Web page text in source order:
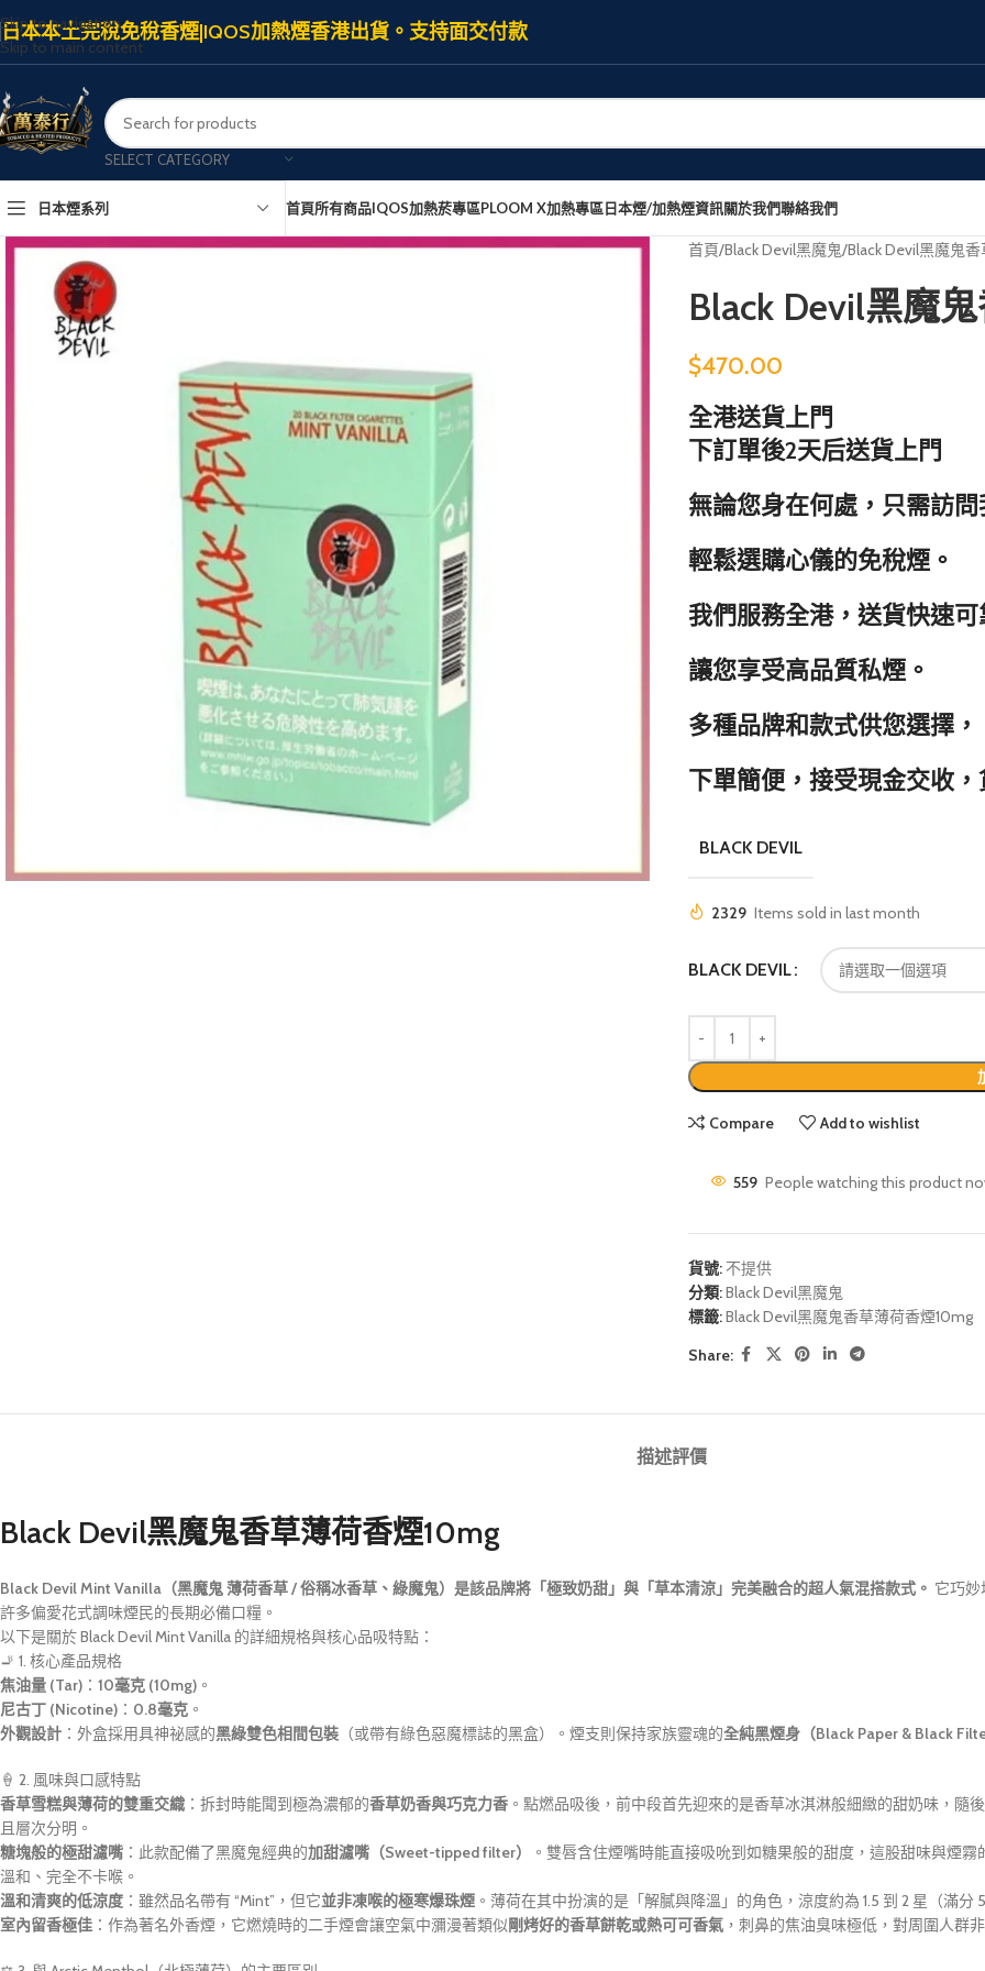
Skip to navigation
Skip to main content
日本本土完稅免稅香煙|IQOS加熱煙香港出貨。支持面交付款
SELECT CATEGORY
日本煙系列 首頁所有商品IQOS加熱菸專區PLOOM X加熱專區日本煙/加熱煙資訊關於我們聯絡我們
首頁 Black Devil黑魔鬼 Black Devil黑魔鬼
Black Devil黑魔
$470.00
全港送貨上門
下訂單後2天后送貨上門
無論您身在何處，只需訪問
輕鬆選購心儀的免稅煙。
我們服務全港，送貨快速可
讓您享受高品質私煙。
多種品牌和款式供您選擇，
下單簡便，接受現金交收，
BLACK DEVIL
2329 Items sold in last month
BLACK DEVIL
Compare Add to wishlist
559 People watching this product
貨號: 不提供
分類:Black Devil黑魔鬼
標籤:Black Devil黑魔鬼香草薄荷香煙10mg
Share:
描述評價
Black Devil黑魔鬼香草薄荷香煙10mg
Black Devil Mint Vanilla（黑魔鬼 薄荷香草 / 俗稱冰香草、綠魔鬼）是該品牌將「極致奶甜」與「草本清涼」完美融合的超人氣混搭款式。 它巧
許多偏愛花式調味煙民的長期必備口糧。
以下是關於 Black Devil Mint Vanilla 的詳細規格與核心品吸特點：
🚬 1. 核心產品規格
焦油量 (Tar) ： 10毫克 (10mg) 。
尼古丁 (Nicotine) ： 0.8毫克 。
外觀設計 ：外盒採用具神祕感的黑綠雙色相間包裝 （或帶有綠色惡魔標誌的黑盒）。煙支則保持家族靈魂的全純黑煙身（Black Paper & Black
🍦 2. 風味與口感特點
香草雪糕與薄荷的雙重交織 ：拆封時能聞到極為濃郁的香草奶香與巧克力香 。點燃品吸後，前中段首先迎來的是香草冰淇淋般細緻的甜奶味，隨後
且層次分明。
糖塊般的極甜濾嘴 ：此款配備了黑魔鬼經典的加甜濾嘴（Sweet-tipped filter）
。雙唇含住煙嘴時能直接吸吮到如糖果般的甜度，這股甜味與煙
溫和、完全不卡喉。
溫和清爽的低涼度 ：雖然品名帶有 “Mint”，但它並非凍喉的極寒爆珠煙 。薄荷在其中扮演的是「解膩與降溫」的角色，涼度約為 1.5 到 2 星（滿分
室內留香極佳 ：作為著名外香煙，它燃燒時的二手煙會讓空氣中瀰漫著類似剛烤好的香草餅乾或熱可可香氣 ，刺鼻的焦油臭味極低，對周圍人群